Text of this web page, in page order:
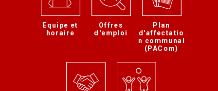
Equipe et
horaire
Offres
d'emploi
Plan
d'affectatio
n communal
(PACom)